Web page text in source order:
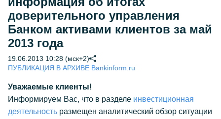
доверительного управления
Банком активами клиентов за май
2013 года
19.06.2013 10:28 (мск+2)
ПУБЛИКАЦИЯ В АРХИВЕ Bankinform.ru
Уважаемые клиенты!
Информируем Вас, что в разделе инвестиционная
деятельность размещен аналитический обзор ситуации